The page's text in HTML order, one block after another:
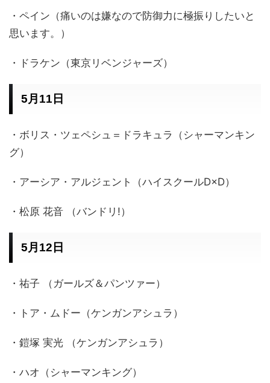
・ペイン（痛いのは嫌なので防御力に極振りしたいと
思います。）
・ドラケン（東京リベンジャーズ）
5月11日
・ボリス・ツェペシュ＝ドラキュラ（シャーマンキン
グ）
・アーシア・アルジェント（ハイスクールD×D）
・松原 花音 （バンドリ!）
5月12日
・祐子 （ガールズ＆パンツァー）
・トア・ムドー（ケンガンアシュラ）
・鎧塚 実光 （ケンガンアシュラ）
・ハオ（シャーマンキング）